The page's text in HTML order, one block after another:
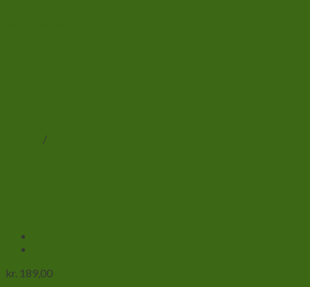
/
kr. 189,00